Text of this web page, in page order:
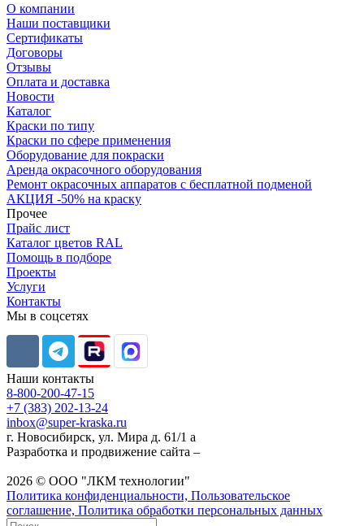
О компании
Наши поставщики
Сертификаты
Договоры
Отзывы
Оплата и доставка
Новости
Каталог
Краски по типу
Краски по сфере применения
Оборудование для покраски
Аренда окрасочного оборудования
Ремонт окрасочных аппаратов с бесплатной подменой
АКЦИЯ -50% на краску
Прочее
Прайс лист
Каталог цветов RAL
Помощь в подборе
Проекты
Услуги
Контакты
Мы в соцсетях
Наши контакты
8-800-200-47-15
+7 (383) 202-13-24
inbox@super-kraska.ru
г. Новосибирск, ул. Мира д. 61/1 а
Разработка и продвижение сайта –
2026 © ООО "ЛКМ технологии"
Политика конфиденциальности, Пользовательское
соглашение, Политика обработки персональных данных